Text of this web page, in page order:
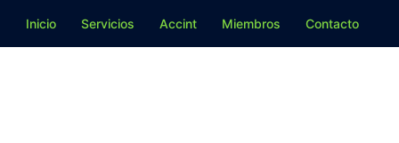
Inicio Servicios Accint Miembros Contacto